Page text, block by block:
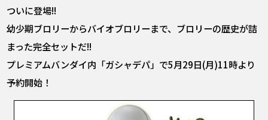
ついに登場!!
幼少期ブロリーからバイオブロリーまで、ブロリーの歴史が詰
まった完全セットだ!!
プレミアムバンダイ内「ガシャデパ」で5月29日(月)11時より
予約開始！